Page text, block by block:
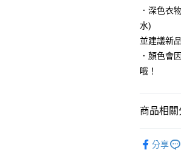
每筆
付款後全
每筆
萊爾富取
付款後萊
7-11取貨
．深色衣
水)
並建議新
．顏色會
哦！
商品相關
分享